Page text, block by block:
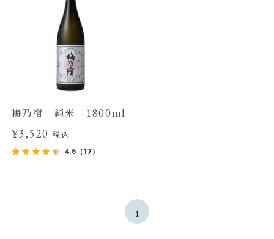
梅乃宿 純米 1800ml
¥3,520税込
4.6（17）
1